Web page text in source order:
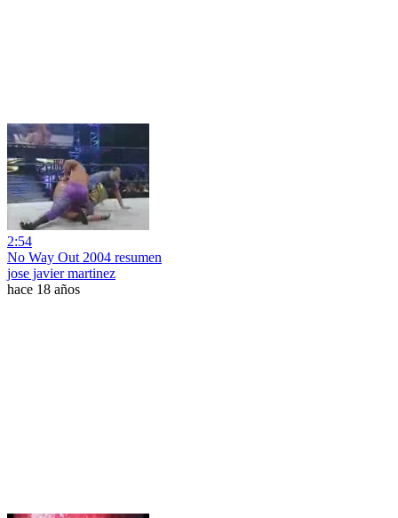
2:54
No Way Out 2004 resumen
jose javier martinez
hace 18 años